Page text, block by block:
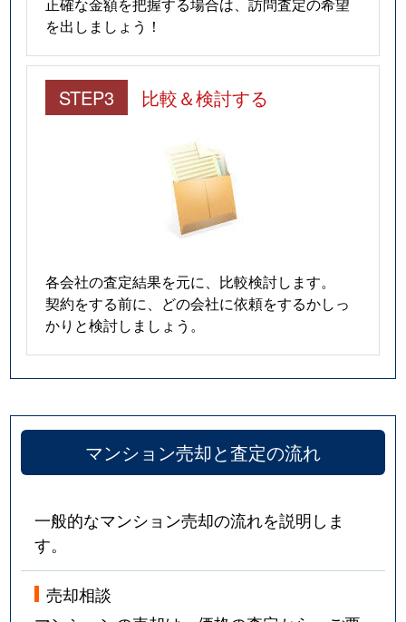
を出しましょう！
STEP3 比較＆検討する
各会社の査定結果を元に、比較検討します。
契約をする前に、どの会社に依頼をするかしっ
かりと検討しましょう。
マンション売却と査定の流れ
一般的なマンション売却の流れを説明しま
す。
売却相談